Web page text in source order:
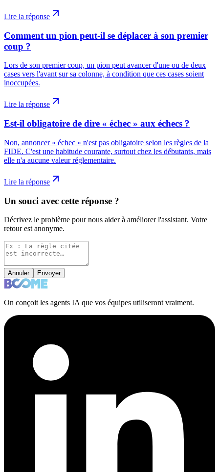
Lire la réponse
Comment un pion peut-il se déplacer à son premier
coup ?
Lors de son premier coup, un pion peut avancer d'une ou de deux
cases vers l'avant sur sa colonne, à condition que ces cases soient
inoccupées.
Lire la réponse
Est-il obligatoire de dire « échec » aux échecs ?
Non, annoncer « échec » n'est pas obligatoire selon les règles de la
FIDE. C'est une habitude courante, surtout chez les débutants, mais
elle n'a aucune valeur réglementaire.
Lire la réponse
Un souci avec cette réponse ?
Décrivez le problème pour nous aider à améliorer l'assistant. Votre
retour est anonyme.
Annuler Envoyer
On conçoit les agents IA que vos équipes utiliseront vraiment.